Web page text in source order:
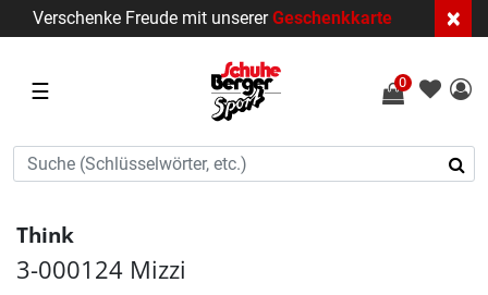
Verschenke Freude mit unsererGeschenkkarte ×
☰ 0
Think
3-000124 Mizzi